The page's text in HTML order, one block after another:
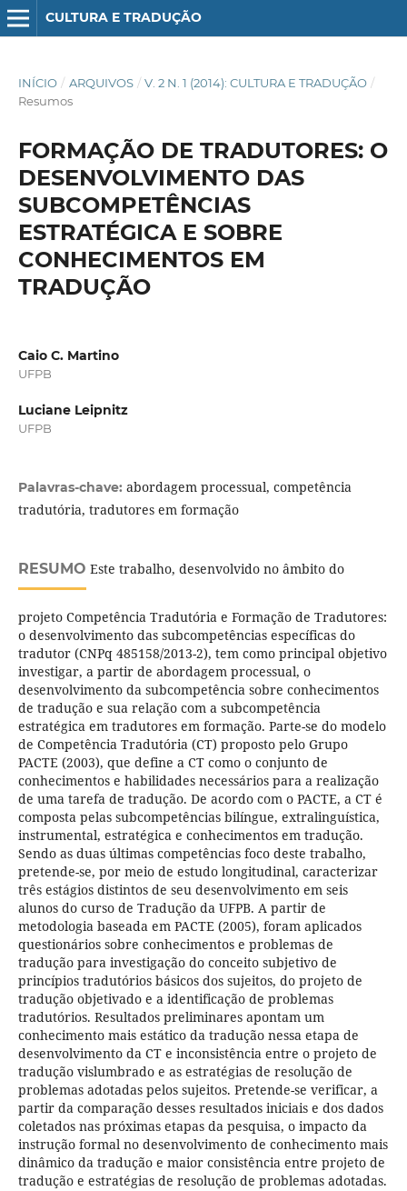
CULTURA E TRADUÇÃO
INÍCIO / ARQUIVOS / V. 2 N. 1 (2014): CULTURA E TRADUÇÃO /
Resumos
FORMAÇÃO DE TRADUTORES: O
DESENVOLVIMENTO DAS
SUBCOMPETÊNCIAS
ESTRATÉGICA E SOBRE
CONHECIMENTOS EM
TRADUÇÃO
Caio C. Martino
UFPB
Luciane Leipnitz
UFPB
Palavras-chave: abordagem processual, competência
tradutória, tradutores em formação
RESUMO Este trabalho, desenvolvido no âmbito do
projeto Competência Tradutória e Formação de Tradutores:
o desenvolvimento das subcompetências específicas do
tradutor (CNPq 485158/2013-2), tem como principal objetivo
investigar, a partir de abordagem processual, o
desenvolvimento da subcompetência sobre conhecimentos
de tradução e sua relação com a subcompetência
estratégica em tradutores em formação. Parte-se do modelo
de Competência Tradutória (CT) proposto pelo Grupo
PACTE (2003), que define a CT como o conjunto de
conhecimentos e habilidades necessários para a realização
de uma tarefa de tradução. De acordo com o PACTE, a CT é
composta pelas subcompetências bilíngue, extralinguística,
instrumental, estratégica e conhecimentos em tradução.
Sendo as duas últimas competências foco deste trabalho,
pretende-se, por meio de estudo longitudinal, caracterizar
três estágios distintos de seu desenvolvimento em seis
alunos do curso de Tradução da UFPB. A partir de
metodologia baseada em PACTE (2005), foram aplicados
questionários sobre conhecimentos e problemas de
tradução para investigação do conceito subjetivo de
princípios tradutórios básicos dos sujeitos, do projeto de
tradução objetivado e a identificação de problemas
tradutórios. Resultados preliminares apontam um
conhecimento mais estático da tradução nessa etapa de
desenvolvimento da CT e inconsistência entre o projeto de
tradução vislumbrado e as estratégias de resolução de
problemas adotadas pelos sujeitos. Pretende-se verificar, a
partir da comparação desses resultados iniciais e dos dados
coletados nas próximas etapas da pesquisa, o impacto da
instrução formal no desenvolvimento de conhecimento mais
dinâmico da tradução e maior consistência entre projeto de
tradução e estratégias de resolução de problemas adotadas.